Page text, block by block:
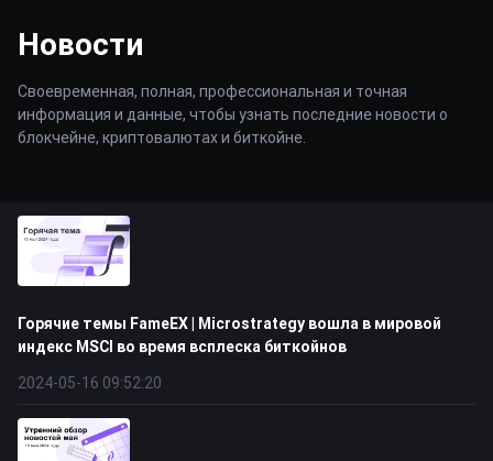
Новости
Своевременная, полная, профессиональная и точная
информация и данные, чтобы узнать последние новости о
блокчейне, криптовалютах и биткойне.
Горячие темы FameEX | Microstrategy вошла в мировой
индекс MSCI во время всплеска биткойнов
2024-05-16 09:52:20